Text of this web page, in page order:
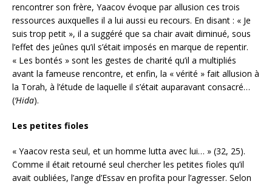
rencontrer son frère, Yaacov évoque par allusion ces trois
ressources auxquelles il a lui aussi eu recours. En disant : « Je
suis trop petit », il a suggéré que sa chair avait diminué, sous
l’effet des jeûnes qu’il s’était imposés en marque de repentir.
« Les bontés » sont les gestes de charité qu’il a multipliés
avant la fameuse rencontre, et enfin, la « vérité » fait allusion à
la Torah, à l’étude de laquelle il s’était auparavant consacré…
(‘Hida).
Les petites fioles
« Yaacov resta seul, et un homme lutta avec lui… » (32, 25).
Comme il était retourné seul chercher les petites fioles qu’il
avait oubliées, l’ange d’Essav en profita pour l’agresser. Selon